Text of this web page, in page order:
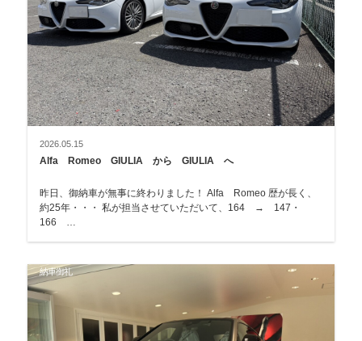
2026.05.15
Alfa Romeo GIULIA から GIULIA へ
昨日、御納車が無事に終わりました！ Alfa Romeo 歴が長く、
約25年・・・ 私が担当させていただいて、164 → 147・
166 …
納車御礼